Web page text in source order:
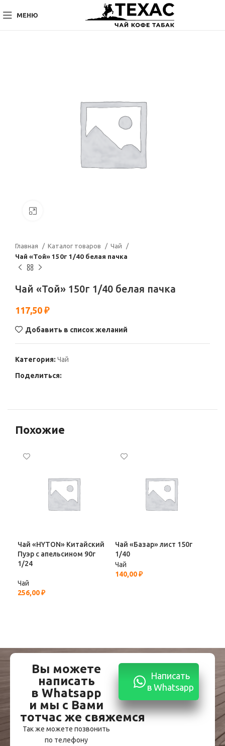
МЕНЮ
Главная Каталог товаров
Чай
Чай «Той» 150г 1/40 белая пачка
Чай «Той» 150г 1/40 белая пачка
117,50 ₽
Добавить в список желаний
Категория: Чай
Поделиться:
Похожие
Чай «HYTON» Китайский
Пуэр с апельсином 90г
1/24
Чай
256,00₽
Чай «Базар» лист 150г
1/40
Чай
140,00₽
Вы можете
написать
в Whatsapp
и мы с Вами
тотчас же свяжемся
Так же можете позвонить
по телефону
Написать
в Whatsapp